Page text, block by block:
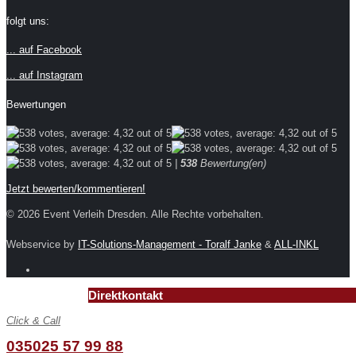
folgt uns:
... auf Facebook
... auf Instagram
Bewertungen
538Bewertung(en)
Jetzt bewerten/kommentieren!
© 2026 Event Verleih Dresden. Alle Rechte vorbehalten.
Webservice by IT-Solutions-Management - Toralf Janke & ALL-INKL
Direktkontakt
Click & Call
035025 57 99 88